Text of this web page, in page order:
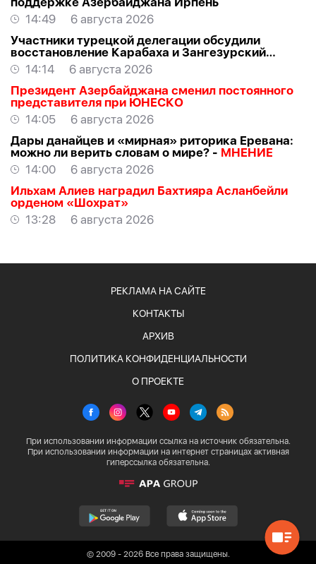
14:49
6 августа 2026
Участники турецкой делегации обсудили
восстановление Карабаха и Зангезурский
коридор
14:14
6 августа 2026
Президент Азербайджана сменил постоянного
представителя при ЮНЕСКО
14:05
6 августа 2026
Дары данайцев и «мирная» риторика Еревана:
можно ли верить словам о мире? - МНЕНИЕ
14:00
6 августа 2026
Ильхам Алиев наградил Бахтияра Асланбейли
орденом «Шохрат»
13:28
6 августа 2026
РЕКЛАМА НА САЙТЕ
КОНТАКТЫ
АРХИВ
ПОЛИТИКА КОНФИДЕНЦИАЛЬНОСТИ
О ПРОЕКТЕ
При использовании информации ссылка на источник обязательна.
При использовании информации на интернет страницах активная
гиперссылка обязательна.
© 2009 - 2026 Все права защищены.